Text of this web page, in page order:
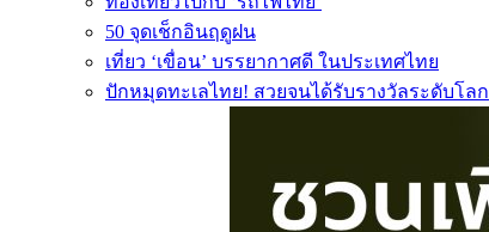
50 จุดเช็กอินฤดูฝน
เที่ยว ‘เขื่อน’ บรรยากาศดี ในประเทศไทย
ปักหมุดทะเลไทย! สวยจนได้รับรางวัลระดับโลก